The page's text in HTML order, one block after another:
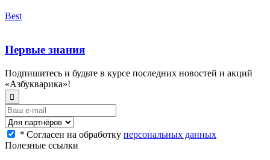
Best
Первые знания
Подпишитесь и будьте в курсе последних новостей и акций
«Азбукварика»!
* Согласен на обработку персональных данных
Полезные ссылки